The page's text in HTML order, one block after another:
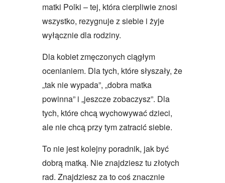
matki Polki – tej, która cierpliwie znosi
wszystko, rezygnuje z siebie i żyje
wyłącznie dla rodziny.
Dla kobiet zmęczonych ciągłym
ocenianiem. Dla tych, które słyszały, że
„tak nie wypada”, „dobra matka
powinna” i „jeszcze zobaczysz”. Dla
tych, które chcą wychowywać dzieci,
ale nie chcą przy tym zatracić siebie.
To nie jest kolejny poradnik, jak być
dobrą matką. Nie znajdziesz tu złotych
rad. Znajdziesz za to coś znacznie